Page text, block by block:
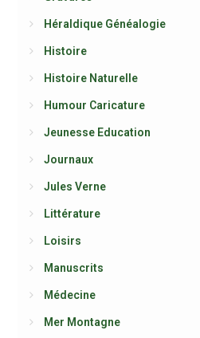
Héraldique Généalogie
Histoire
Histoire Naturelle
Humour Caricature
Jeunesse Education
Journaux
Jules Verne
Littérature
Loisirs
Manuscrits
Médecine
Mer Montagne